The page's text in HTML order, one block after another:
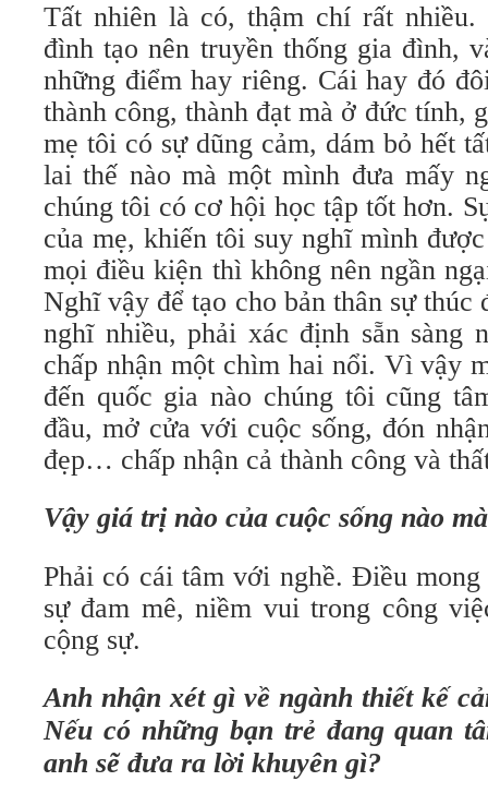
Tất nhiên là có, thậm chí rất
đình tạo nên truyền thống gia đình,
những điểm hay riêng. Cái hay đó
thành công, thành đạt mà ở đức tính,
mẹ tôi có sự dũng cảm, dám bỏ hết
lai thế nào mà một mình đưa mấy
chúng tôi có cơ hội học tập tốt hơn.
của mẹ, khiến tôi suy nghĩ mình
mọi điều kiện thì không nên ngần
Nghĩ vậy để tạo cho bản thân sự thúc
nghĩ nhiều, phải xác định sẵn sàng
chấp nhận một chìm hai nổi. Vì vậy
đến quốc gia nào chúng tôi cũng
đầu, mở cửa với cuộc sống, đón
đẹp… chấp nhận cả thành công và
Vậy giá trị nào của cuộc sống nào
Phải có cái tâm với nghề. Điều
sự đam mê, niềm vui trong công
cộng sự.
Anh nhận xét gì về ngành thiết kế
Nếu có những bạn trẻ đang quan
anh sẽ đưa ra lời khuyên gì?